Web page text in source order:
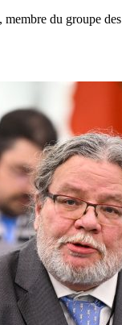
du groupe des